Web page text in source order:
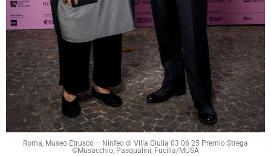
Roma, Museo Etrusco – Ninfeo di Villa Giulia 03 06 25 Premio Strega
©Musacchio, Pasqualini, Fucilla/MUSA